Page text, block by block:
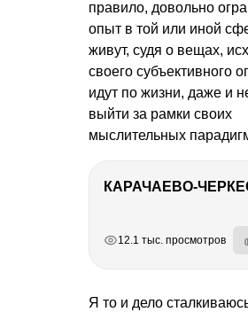
правило, довольно
опыт в той или иной
живут, судя о вещах,
своего субъективного
идут по жизни, даже и
выйти за рамки своих
мыслительных
12.1 тыс. просмотров
Я то и дело